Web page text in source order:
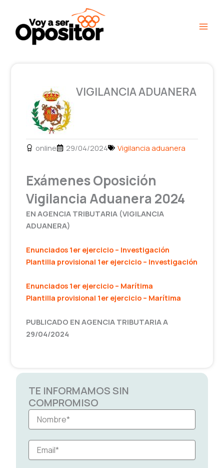
contenido
VIGILANCIA ADUANERA
online 29/04/2024 Vigilancia aduanera
Exámenes Oposición
Vigilancia Aduanera 2024
EN AGENCIA TRIBUTARIA (VIGILANCIA
ADUANERA)
Enunciados 1er ejercicio – Investigación
Plantilla provisional 1er ejercicio – Investigación
Enunciados 1er ejercicio – Marítima
Plantilla provisional 1er ejercicio – Marítima
PUBLICADO EN AGENCIA TRIBUTARIA A
29/04/2024
TE INFORMAMOS SIN
COMPROMISO